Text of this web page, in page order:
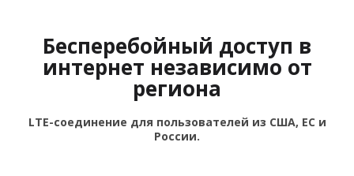
Бесперебойный доступ в
интернет независимо от
региона
LTE-соединение для пользователей из США, ЕС и
России.